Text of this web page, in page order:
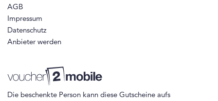
AGB
Impressum
Datenschutz
Anbieter werden
Die beschenkte Person kann diese Gutscheine aufs